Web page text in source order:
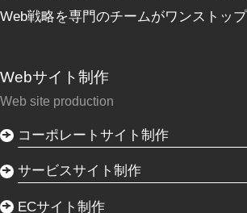
Web戦略を専門のチームがワンストップ
Webサイト制作
Web site production
コーポレートサイト制作
サービスサイト制作
ECサイト制作